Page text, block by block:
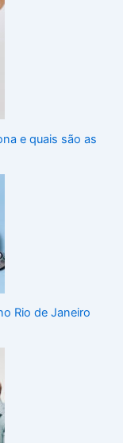
e quais são as
Rio de Janeiro